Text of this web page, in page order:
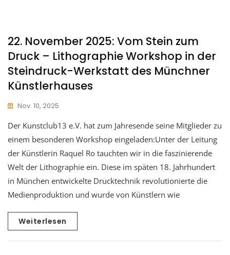
22. November 2025: Vom Stein zum
Druck – Lithographie Workshop in der
Steindruck-Werkstatt des Münchner
Künstlerhauses
Nov. 10, 2025
Der Kunstclub13 e.V. hat zum Jahresende seine Mitglieder zu
einem besonderen Workshop eingeladen:Unter der Leitung
der Künstlerin Raquel Ro tauchten wir in die faszinierende
Welt der Lithographie ein. Diese im späten 18. Jahrhundert
in München entwickelte Drucktechnik revolutionierte die
Medienproduktion und wurde von Künstlern wie
Weiterlesen